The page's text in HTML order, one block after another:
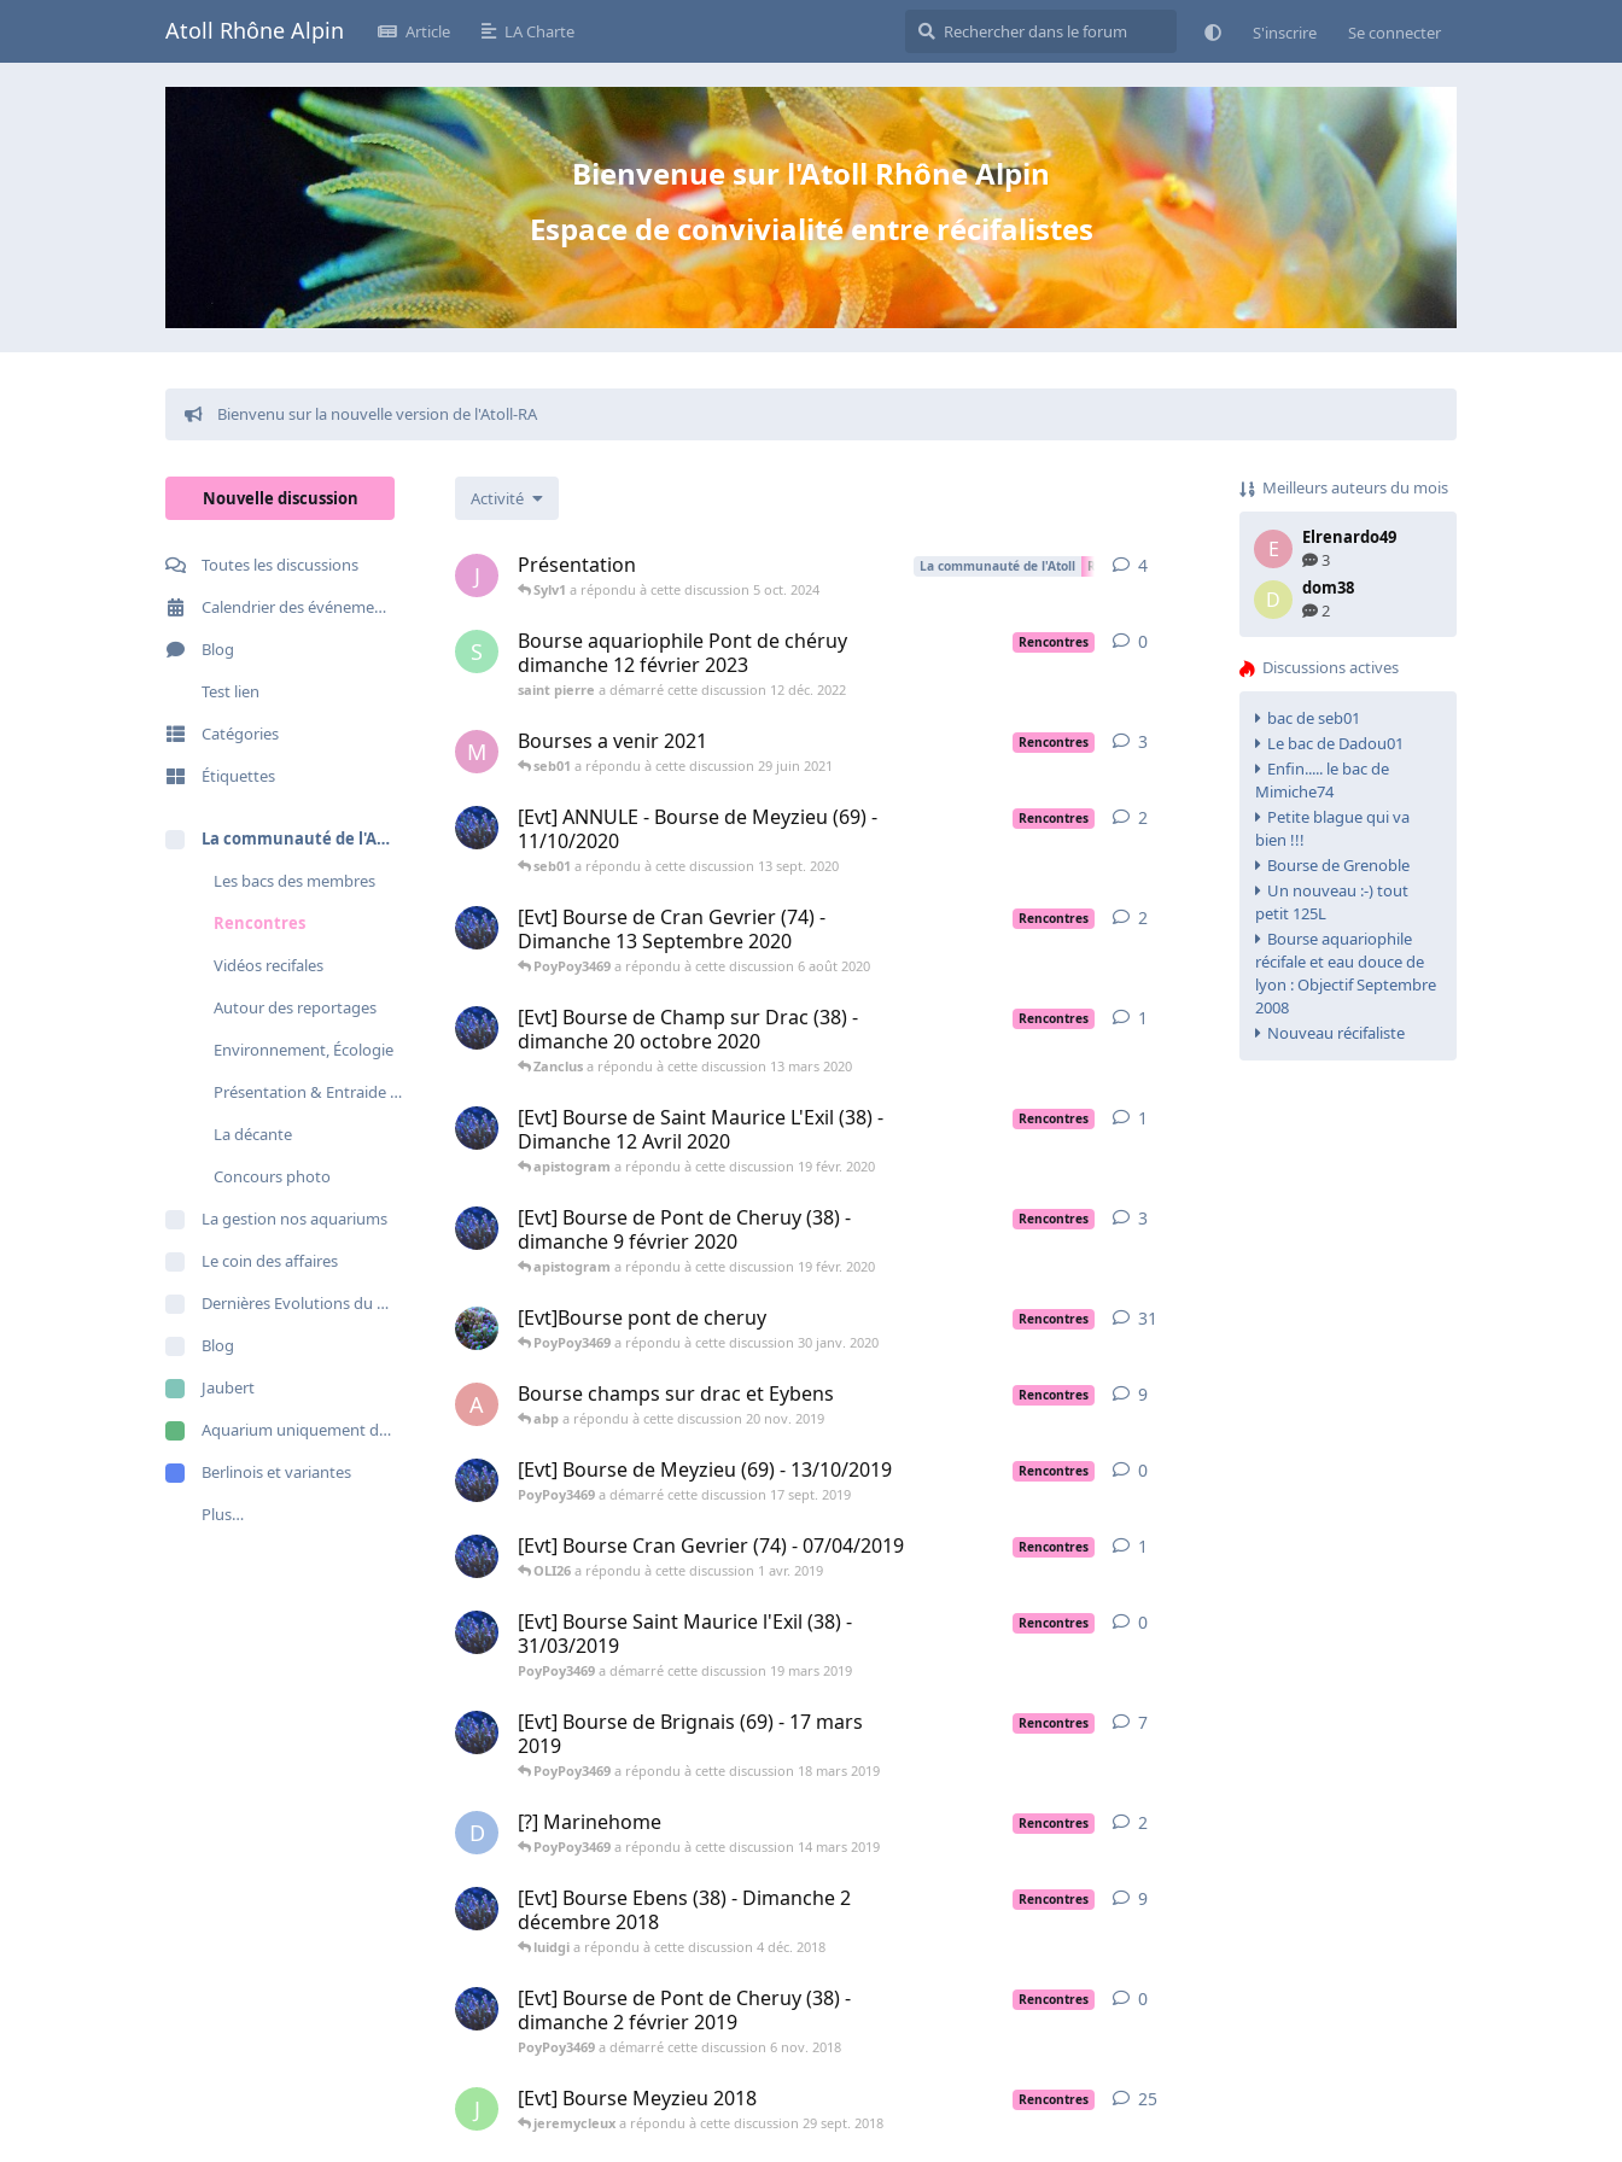
Atoll Rhône Alpin Article LA Charte S'inscrire Se connecter
Bienvenue sur l'Atoll Rhône Alpin
Espace de convivialité entre récifalistes
Bienvenu sur la nouvelle version de l'Atoll-RA
Nouvelle discussion
Toutes les discussions
Calendrier des événements
Blog
Test lien
Catégories
Étiquettes
La communauté de l'Atoll
Les bacs des membres
Rencontres
Vidéos recifales
Autour des reportages
Environnement, Écologie
Présentation & Entraide entre membres
La décante
Concours photo
La gestion nos aquariums
Le coin des affaires
Dernières Evolutions du site
Blog
Jaubert
Aquarium uniquement de poissons
Berlinois et variantes
Plus…
Activité
J Présentation La communauté de l'Atoll Rencontres
Sylv1 a répondu à cette discussion 5 oct. 2024
4
S
Bourse aquariophile Pont de chéruy
dimanche 12 février 2023
Rencontres
saint pierre a démarré cette discussion 12 déc. 2022
0
M Bourses a venir 2021 Rencontres
seb01 a répondu à cette discussion 29 juin 2021
3
[Evt] ANNULE - Bourse de Meyzieu (69) -
11/10/2020
Rencontres
seb01 a répondu à cette discussion 13 sept. 2020
2
[Evt] Bourse de Cran Gevrier (74) -
Dimanche 13 Septembre 2020
Rencontres
PoyPoy3469 a répondu à cette discussion 6 août 2020
2
[Evt] Bourse de Champ sur Drac (38) -
dimanche 20 octobre 2020
Rencontres
Zanclus a répondu à cette discussion 13 mars 2020
1
[Evt] Bourse de Saint Maurice L'Exil (38) -
Dimanche 12 Avril 2020
Rencontres
apistogram a répondu à cette discussion 19 févr. 2020
1
[Evt] Bourse de Pont de Cheruy (38) -
dimanche 9 février 2020
Rencontres
apistogram a répondu à cette discussion 19 févr. 2020
3
[Evt]Bourse pont de cheruy Rencontres
PoyPoy3469 a répondu à cette discussion 30 janv. 2020
31
A Bourse champs sur drac et Eybens Rencontres
abp a répondu à cette discussion 20 nov. 2019
9
[Evt] Bourse de Meyzieu (69) - 13/10/2019 Rencontres
PoyPoy3469 a démarré cette discussion 17 sept. 2019
0
[Evt] Bourse Cran Gevrier (74) - 07/04/2019 Rencontres
OLI26 a répondu à cette discussion 1 avr. 2019
1
[Evt] Bourse Saint Maurice l'Exil (38) -
31/03/2019
Rencontres
PoyPoy3469 a démarré cette discussion 19 mars 2019
0
[Evt] Bourse de Brignais (69) - 17 mars
2019
Rencontres
PoyPoy3469 a répondu à cette discussion 18 mars 2019
7
D [?] Marinehome Rencontres
PoyPoy3469 a répondu à cette discussion 14 mars 2019
2
[Evt] Bourse Ebens (38) - Dimanche 2
décembre 2018
Rencontres
luidgi a répondu à cette discussion 4 déc. 2018
9
[Evt] Bourse de Pont de Cheruy (38) -
dimanche 2 février 2019
Rencontres
PoyPoy3469 a démarré cette discussion 6 nov. 2018
0
J [Evt] Bourse Meyzieu 2018 Rencontres
jeremycleux a répondu à cette discussion 29 sept. 2018
25
Meilleurs auteurs du mois
E
Elrenardo49
3
D
dom38
2
Discussions actives
bac de seb01
Le bac de Dadou01
Enfin..... le bac de
Mimiche74
Petite blague qui va
bien !!!
Bourse de Grenoble
Un nouveau :-) tout
petit 125L
Bourse aquariophile
récifale et eau douce de
lyon : Objectif Septembre
2008
Nouveau récifaliste